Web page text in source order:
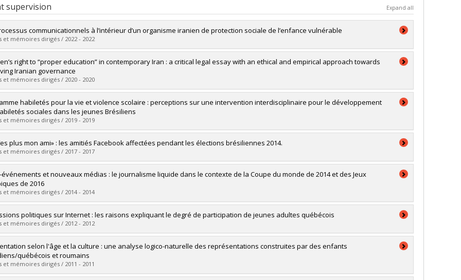
supervision Expand all
communicationnels à l’intérieur d’un organisme iranien de protection sociale de l’enfance vulnérable
et mémoires dirigés / 2022 - 2022
:Monfared, Leila
Doctoral
:Ph. D.
le document dans Papyrus
right to “proper education” in contemporary Iran : a critical legal essay with an ethical and empirical approach towards
Iranian governance
et mémoires dirigés / 2020 - 2020
: Bostani, Fateme
Doctoral
:Ph. D.
le document dans Papyrus
habiletés pour la vie et violence scolaire : perceptions sur une intervention interdisciplinaire pour le développement
sociales dans les jeunes Brésiliens
et mémoires dirigés / 2019 - 2019
:Motta Carreiro, Camila
Doctoral
:Ph. D.
le document dans Papyrus
plus mon ami» : les amitiés Facebook affectées pendant les élections brésiliennes 2014.
et mémoires dirigés / 2017 - 2017
:Guimaraes Jorge de Lara, Mariana
Master's
:M. Sc.
le document dans Papyrus
et nouveaux médias : le journalisme liquide dans le contexte de la Coupe du monde de 2014 et des Jeux
de 2016
et mémoires dirigés / 2014 - 2014
: Burg, Ana Paula
Master's
:M. Sc.
le document dans Papyrus
politiques sur Internet : les raisons expliquant le degré de participation de jeunes adultes québécois
et mémoires dirigés / 2012 - 2012
:Truax, Frédéric
Master's
:M. Sc.
le document dans Papyrus
selon l'âge et la culture : une analyse logico-naturelle des représentations construites par des enfants
québécois et roumains
et mémoires dirigés / 2011 - 2011